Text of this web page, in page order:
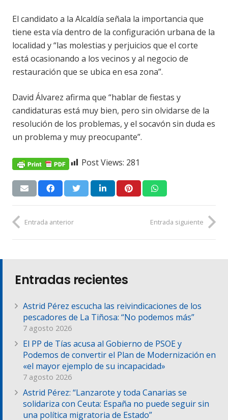
El candidato a la Alcaldía señala la importancia que
tiene esta vía dentro de la configuración urbana de la
localidad y “las molestias y perjuicios que el corte
está ocasionando a los vecinos y al negocio de
restauración que se ubica en esa zona”.
David Álvarez afirma que “hablar de fiestas y
candidaturas está muy bien, pero sin olvidarse de la
resolución de los problemas, y el socavón sin duda es
un problema y muy preocupante”.
Post Views: 281
Entrada anterior Entrada siguiente
Entradas recientes
Astrid Pérez escucha las reivindicaciones de los
pescadores de La Tiñosa: “No podemos más”
7 agosto 2026
El PP de Tías acusa al Gobierno de PSOE y
Podemos de convertir el Plan de Modernización en
«el mayor ejemplo de su incapacidad»
7 agosto 2026
Astrid Pérez: “Lanzarote y toda Canarias se
solidariza con Ceuta: España no puede seguir sin
una política migratoria de Estado”